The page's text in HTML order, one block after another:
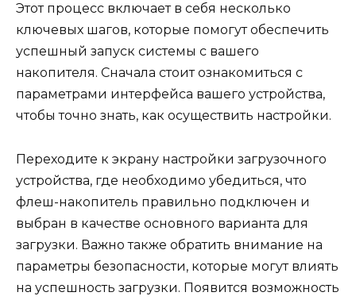
Этот процесс включает в себя несколько
ключевых шагов, которые помогут обеспечить
успешный запуск системы с вашего
накопителя. Сначала стоит ознакомиться с
параметрами интерфейса вашего устройства,
чтобы точно знать, как осуществить настройки.
Переходите к экрану настройки загрузочного
устройства, где необходимо убедиться, что
флеш-накопитель правильно подключен и
выбран в качестве основного варианта для
загрузки. Важно также обратить внимание на
параметры безопасности, которые могут влиять
на успешность загрузки. Появится возможность